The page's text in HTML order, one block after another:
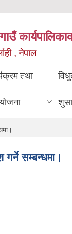
, नेपाल
तथा
सम्बन्धमा।